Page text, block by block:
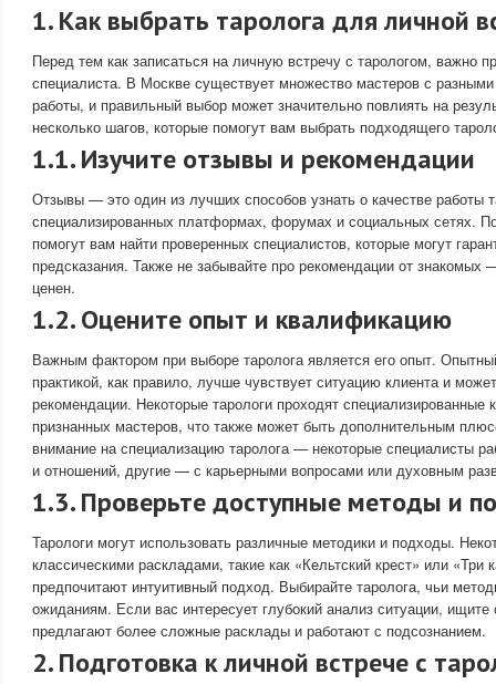
1. Как выбрать таролога для личной
Перед тем как записаться на личную встречу с тарологом, важно
специалиста. В Москве существует множество мастеров с
работы, и правильный выбор может значительно повлиять на
несколько шагов, которые помогут вам выбрать подходящего
1.1. Изучите отзывы и рекомендации
Отзывы — это один из лучших способов узнать о качестве работы
специализированных платформах, форумах и социальных сетях.
помогут вам найти проверенных специалистов, которые могут
предсказания. Также не забывайте про рекомендации от знакомых
ценен.
1.2. Оцените опыт и квалификацию
Важным фактором при выборе таролога является его опыт.
практикой, как правило, лучше чувствует ситуацию клиента и
рекомендации. Некоторые тарологи проходят специализированные
признанных мастеров, что также может быть дополнительным
внимание на специализацию таролога — некоторые специалисты
и отношений, другие — с карьерными вопросами или духовным
1.3. Проверьте доступные методы и
Тарологи могут использовать различные методики и подходы.
классическими раскладами, такие как «Кельтский крест» или «Три
предпочитают интуитивный подход. Выбирайте таролога, чьи
ожиданиям. Если вас интересует глубокий анализ ситуации, ищите
предлагают более сложные расклады и работают с подсознанием.
2. Подготовка к личной встрече с